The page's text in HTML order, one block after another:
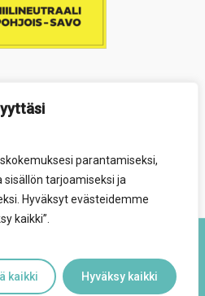
parantamiseksi,
tarjoamiseksi ja
Hyväksyt evästeidemme
kaikki”.
kaikki Hyväksy kaikki